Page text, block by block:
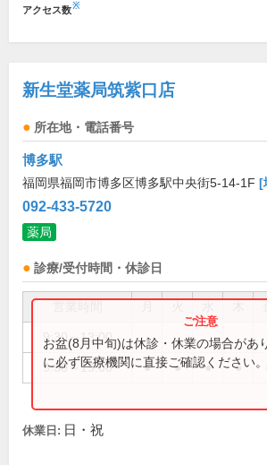
アクセス数※
新生堂薬局筑紫口店
所在地・電話番号
博多駅
福岡県福岡市博多区博多駅中央街5-14-1F [
092-433-5720
薬局
診療/受付時間・休診日
9:30～13:00
9:30～19:00 ● ● ● ●
お盆(8月中旬)は休診・休業の場合があ
に必ず医療機関に直接ご確認ください。
休業日: 日・祝